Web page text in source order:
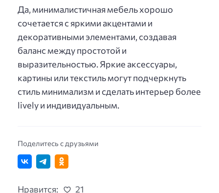
Да, минималистичная мебель хорошо
сочетается с яркими акцентами и
декоративными элементами, создавая
баланс между простотой и
выразительностью. Яркие аксессуары,
картины или текстиль могут подчеркнуть
стиль минимализм и сделать интерьер более
lively и индивидуальным.
Поделитесь с друзьями
Нравится: 21